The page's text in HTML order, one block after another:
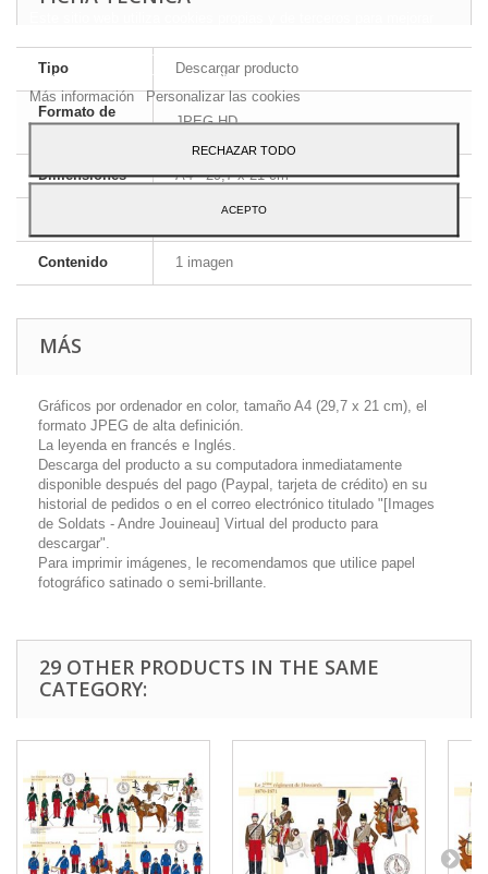
Tipo Descargar producto
Formato de
JPEG HD
Dimensiones A4 - 29,7 x 21 cm
Inglés y francés
Contenido 1 imagen
MÁS
Gráficos por ordenador en color, tamaño A4 (29,7 x 21 cm), el
formato JPEG de alta definición.
La leyenda en francés e Inglés.
Descarga del producto a su computadora inmediatamente
disponible después del pago (Paypal, tarjeta de crédito) en su
historial de pedidos o en el correo electrónico titulado "[Images
de Soldats - Andre Jouineau] Virtual del producto para
descargar".
Para imprimir imágenes, le recomendamos que utilice papel
fotográfico satinado o semi-brillante.
29 OTHER PRODUCTS IN THE SAME
CATEGORY:
preferencias mediante el análisis de sus hábitos de navegación.
Para dar su consentimiento sobre su uso pulse el botón Acepto.
Más información Personalizar las cookies
RECHAZAR TODO
ACEPTO